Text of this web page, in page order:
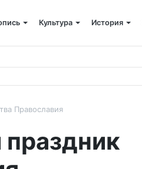
Культура История
Православия
праздник